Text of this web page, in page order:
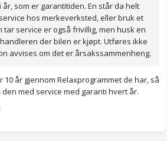
år, som er garantitiden. En står da helt
hos merkeverksted, eller bruk et
tar service er også frivillig, men husk en
der bilen er kjøpt. Utføres ikke
avvises om det er årsakssammenheng.
år gjennom Relaxprogrammet de har, så
den med service med garanti hvert år.